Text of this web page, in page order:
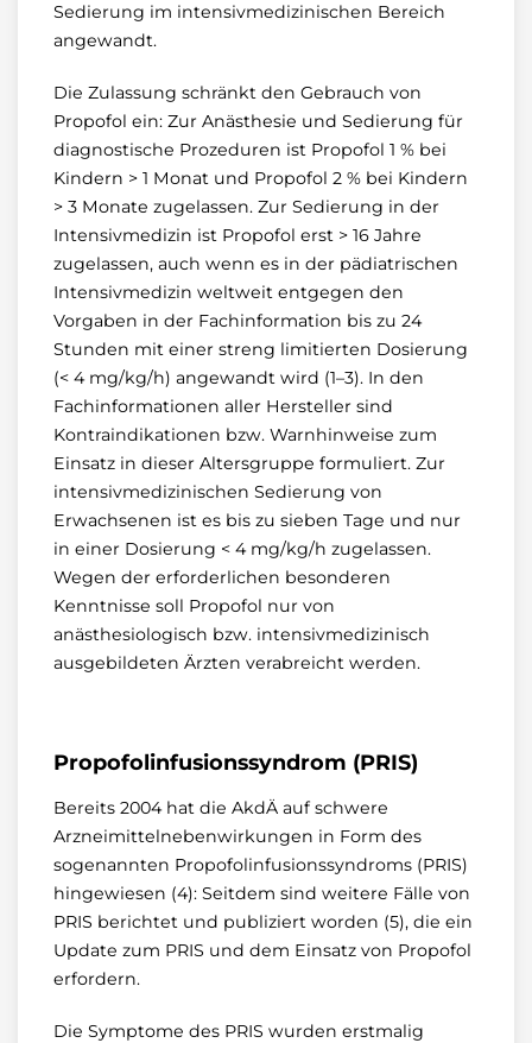
Sedierung im intensivmedizinischen Bereich
angewandt.
Die Zulassung schränkt den Gebrauch von
Propofol ein: Zur Anästhesie und Sedierung für
diagnostische Prozeduren ist Propofol 1 % bei
Kindern > 1 Monat und Propofol 2 % bei Kindern
> 3 Monate zugelassen. Zur Sedierung in der
Intensivmedizin ist Propofol erst > 16 Jahre
zugelassen, auch wenn es in der pädiatrischen
Intensivmedizin weltweit entgegen den
Vorgaben in der Fachinformation bis zu 24
Stunden mit einer streng limitierten Dosierung
(< 4 mg/kg/h) angewandt wird (1–3). In den
Fachinformationen aller Hersteller sind
Kontraindikationen bzw. Warnhinweise zum
Einsatz in dieser Altersgruppe formuliert. Zur
intensivmedizinischen Sedierung von
Erwachsenen ist es bis zu sieben Tage und nur
in einer Dosierung < 4 mg/kg/h zugelassen.
Wegen der erforderlichen besonderen
Kenntnisse soll Propofol nur von
anästhesiologisch bzw. intensivmedizinisch
ausgebildeten Ärzten verabreicht werden.
Propofolinfusionssyndrom (PRIS)
Bereits 2004 hat die AkdÄ auf schwere
Arzneimittelnebenwirkungen in Form des
sogenannten Propofolinfusionssyndroms (PRIS)
hingewiesen (4): Seitdem sind weitere Fälle von
PRIS berichtet und publiziert worden (5), die ein
Update zum PRIS und dem Einsatz von Propofol
erfordern.
Die Symptome des PRIS wurden erstmalig